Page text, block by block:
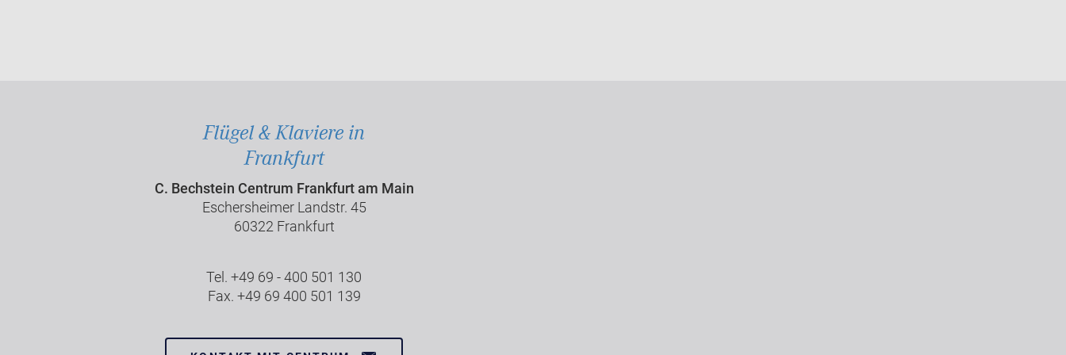
Flügel & Klaviere in
Frankfurt
C. Bechstein Centrum Frankfurt am Main
Eschersheimer Landstr. 45
60322 Frankfurt
Tel. +49 69 - 400 501 130
Fax. +49 69 400 501 139